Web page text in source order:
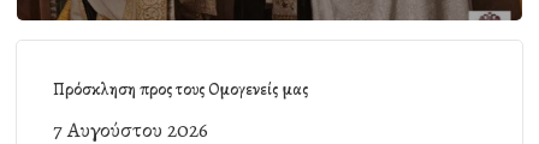
Πρόσκληση προς τους Ομογενείς μας
7 Αυγούστου 2026